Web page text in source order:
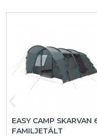
EASY CAMP SKARVAN
FAMILJETÄLT